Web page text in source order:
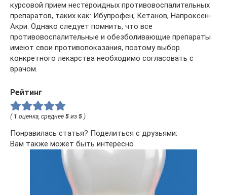
курсовой прием нестероидных противовоспалительных
препаратов, таких как: Ибупрофен, Кетанов, Напроксен-
Акри. Однако следует помнить, что все
противовоспалительные и обезболивающие препараты
имеют свои противопоказания, поэтому выбор
конкретного лекарства необходимо согласовать с
врачом.
Рейтинг
( 1 оценка, среднее 5 из 5 )
Понравилась статья? Поделиться с друзьями:
Вам также может быть интересно